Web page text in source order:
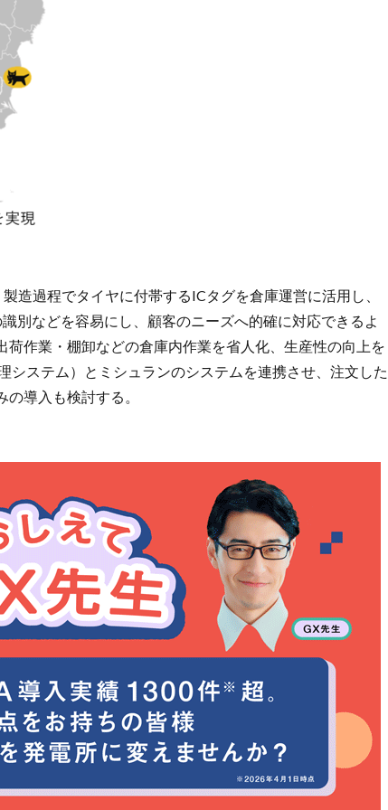
造過程でタイヤに付帯するICタグを倉庫運営に活用し、
別などを容易にし、顧客のニーズへ的確に対応できるよ
荷作業・棚卸などの倉庫内作業を省人化、生産性の向上を
システム）とミシュランのシステムを連携させ、注文した
導入も検討する。